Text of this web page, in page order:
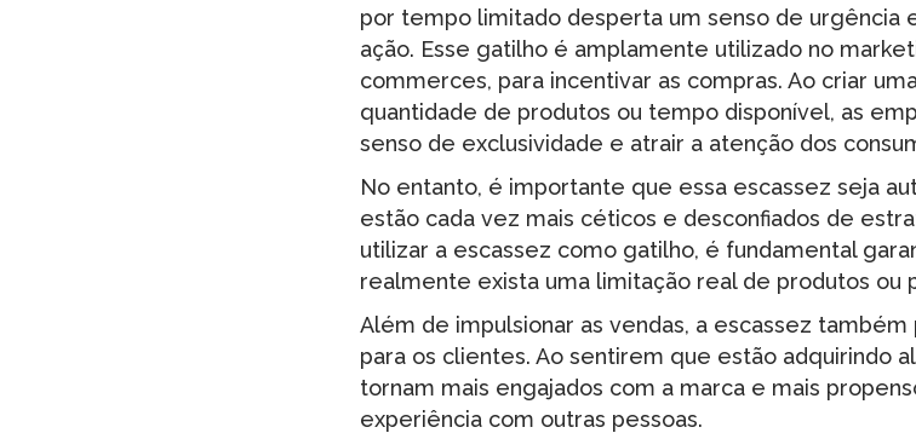
por tempo limitado desperta um senso de urgência
ação. Esse gatilho é amplamente utilizado no
commerces, para incentivar as compras. Ao criar
quantidade de produtos ou tempo disponível, as
senso de exclusividade e atrair a atenção dos
No entanto, é importante que essa escassez seja
estão cada vez mais céticos e desconfiados de
utilizar a escassez como gatilho, é fundamental
realmente exista uma limitação real de produtos ou
Além de impulsionar as vendas, a escassez
para os clientes. Ao sentirem que estão adquirindo
tornam mais engajados com a marca e mais
experiência com outras pessoas.